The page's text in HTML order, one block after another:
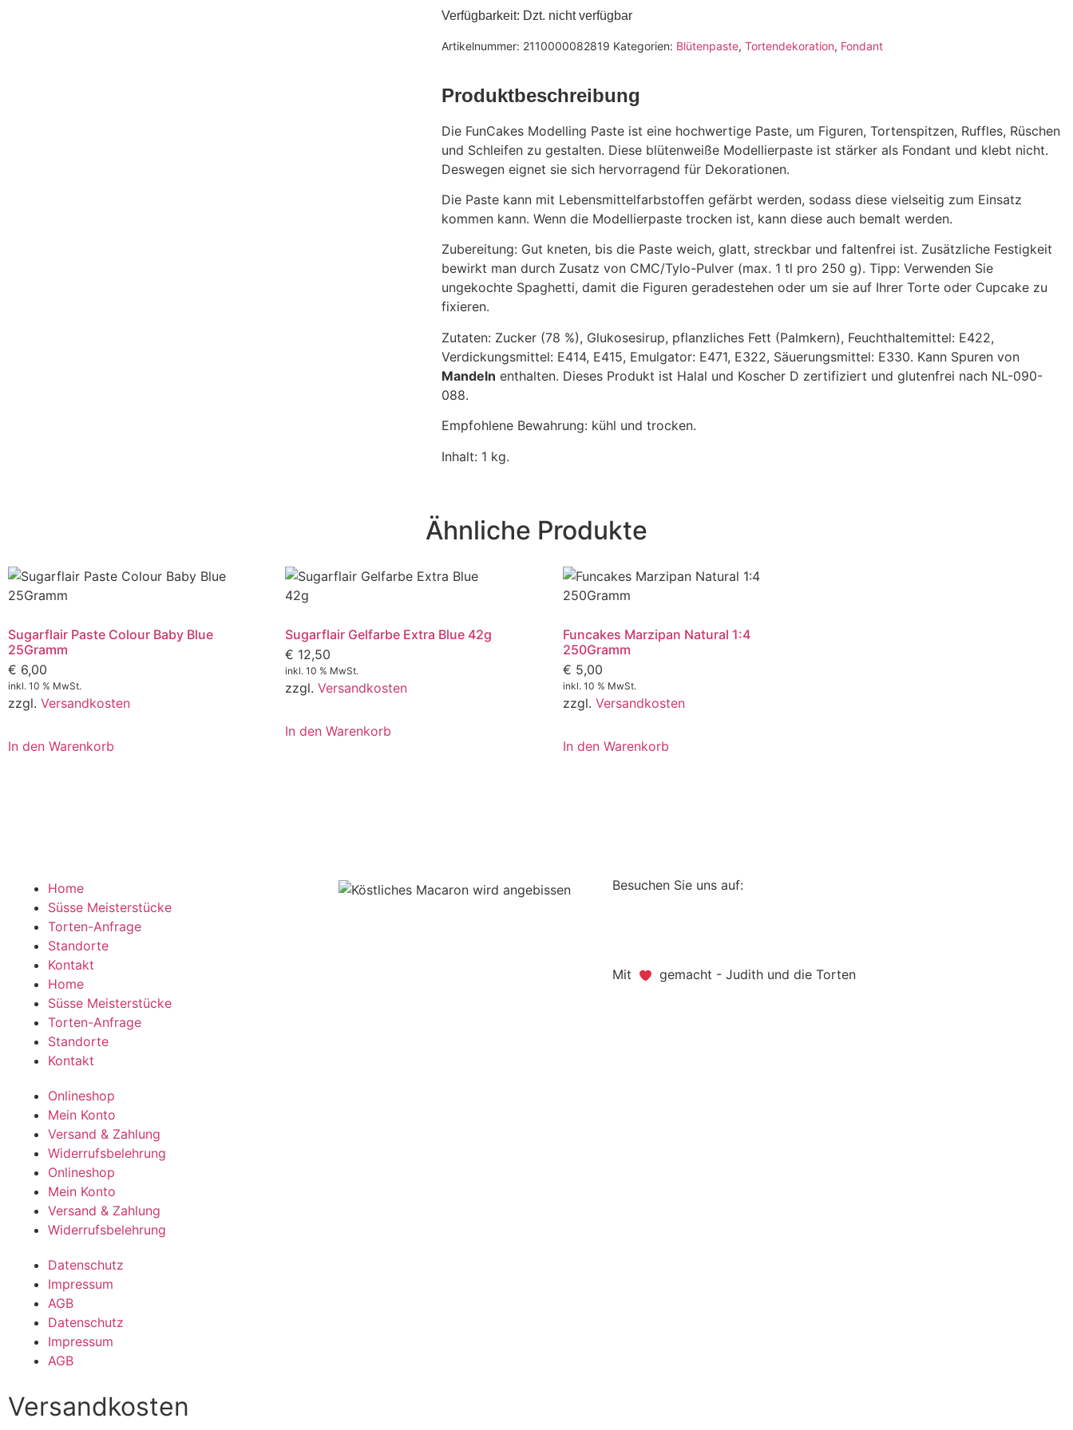
Verfügbarkeit: Dzt. nicht verfügbar
Artikelnummer: 2110000082819 Kategorien: Blütenpaste, Tortendekoration, Fondant
Produktbeschreibung
Die FunCakes Modelling Paste ist eine hochwertige Paste, um Figuren, Tortenspitzen, Ruffles, Rüschen
und Schleifen zu gestalten. Diese blütenweiße Modellierpaste ist stärker als Fondant und klebt nicht.
Deswegen eignet sie sich hervorragend für Dekorationen.
Die Paste kann mit Lebensmittelfarbstoffen gefärbt werden, sodass diese vielseitig zum Einsatz
kommen kann. Wenn die Modellierpaste trocken ist, kann diese auch bemalt werden.
Zubereitung: Gut kneten, bis die Paste weich, glatt, streckbar und faltenfrei ist. Zusätzliche Festigkeit
bewirkt man durch Zusatz von CMC/Tylo-Pulver (max. 1 tl pro 250 g). Tipp: Verwenden Sie
ungekochte Spaghetti, damit die Figuren geradestehen oder um sie auf Ihrer Torte oder Cupcake zu
fixieren.
Zutaten: Zucker (78 %), Glukosesirup, pflanzliches Fett (Palmkern), Feuchthaltemittel: E422,
Verdickungsmittel: E414, E415, Emulgator: E471, E322, Säuerungsmittel: E330. Kann Spuren von
Mandeln enthalten. Dieses Produkt ist Halal und Koscher D zertifiziert und glutenfrei nach NL-090-
088.
Empfohlene Bewahrung: kühl und trocken.
Inhalt: 1 kg.
Ähnliche Produkte
Sugarflair Paste Colour Baby Blue
25Gramm
€ 6,00
inkl. 10 % MwSt.
zzgl. Versandkosten
In den Warenkorb
Sugarflair Gelfarbe Extra Blue 42g
€ 12,50
inkl. 10 % MwSt.
zzgl.Versandkosten
In den Warenkorb
Funcakes Marzipan Natural 1:4
250Gramm
€ 5,00
inkl. 10 % MwSt.
zzgl. Versandkosten
In den Warenkorb
Home
Süsse Meisterstücke
Torten-Anfrage
Standorte
Kontakt
Home
Süsse Meisterstücke
Torten-Anfrage
Standorte
Kontakt
Onlineshop
Mein Konto
Versand & Zahlung
Widerrufsbelehrung
Onlineshop
Mein Konto
Versand & Zahlung
Widerrufsbelehrung
Datenschutz
Impressum
AGB
Datenschutz
Impressum
AGB
Besuchen Sie uns auf:
Mit gemacht - Judith und die Torten
Versandkosten